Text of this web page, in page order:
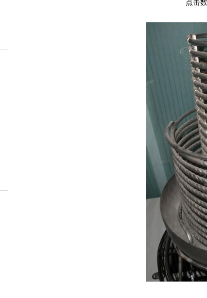
点击